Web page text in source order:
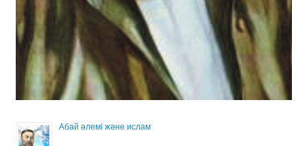
Абай әлемі және ислам